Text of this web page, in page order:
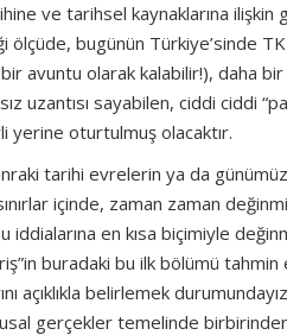
ve tarihsel kaynaklarına
ölçüde, bugünün Türkiye’sinde
avuntu olarak kalabilir!), daha
uzantısı sayabilen, ciddi ciddi
yerine oturtulmuş olacaktır.
tarihi evrelerin ya da
içinde, zaman zaman
iddialarına en kısa biçimiyle
buradaki bu ilk bölümü
açıklıkla belirlemek
gerçekler temelinde